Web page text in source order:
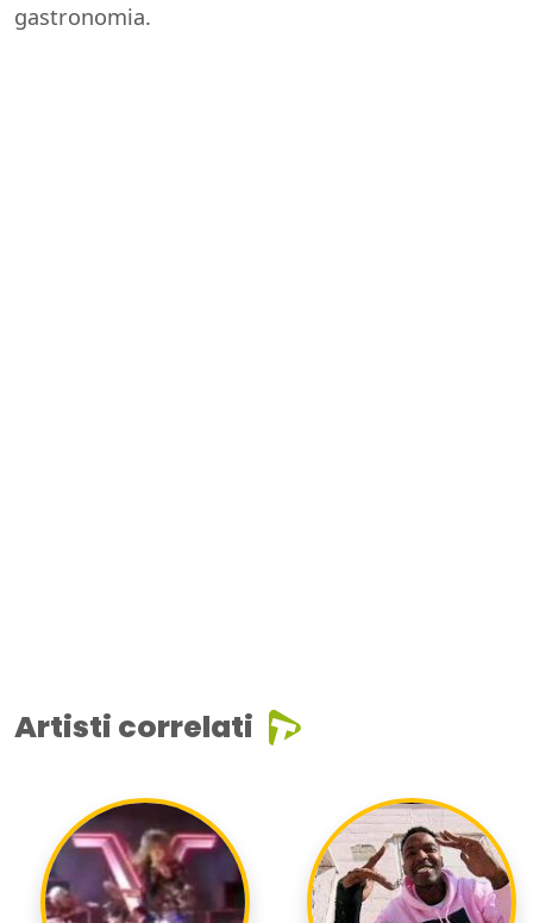
gastronomia.
Artisti correlati